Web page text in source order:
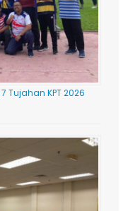
Tujahan KPT 2026